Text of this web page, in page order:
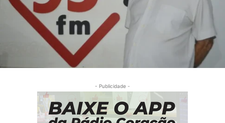
- Publicidade -